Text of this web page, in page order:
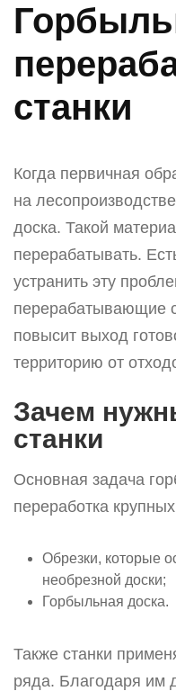
станки
Когда первичная
на
доска. Такой
перерабатывать.
устранить эту
перерабатывающие
повысит выход
территорию от
Зачем
станки
Основная задача
переработка
Обрезки, которые
необрезной доски;
Горбыльная доска.
Также станки
ряда. Благодаря им